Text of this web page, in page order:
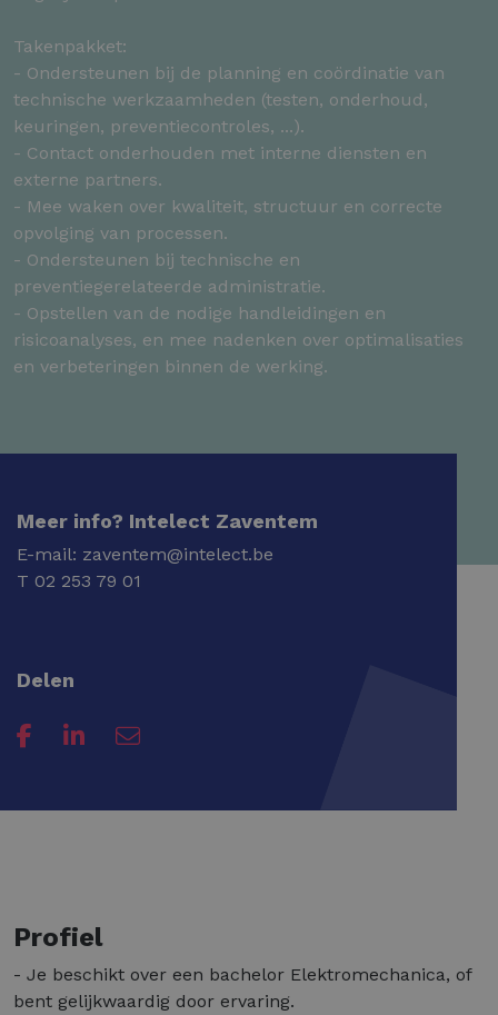
Takenpakket:
- Ondersteunen bij de planning en coördinatie van
technische werkzaamheden (testen, onderhoud,
keuringen, preventiecontroles, ...).
- Contact onderhouden met interne diensten en
externe partners.
- Mee waken over kwaliteit, structuur en correcte
opvolging van processen.
- Ondersteunen bij technische en
preventiegerelateerde administratie.
- Opstellen van de nodige handleidingen en
risicoanalyses, en mee nadenken over optimalisaties
en verbeteringen binnen de werking.
Meer info? Intelect Zaventem
E-mail: zaventem@intelect.be
T 02 253 79 01
Delen
Profiel
- Je beschikt over een bachelor Elektromechanica, of
bent gelijkwaardig door ervaring.